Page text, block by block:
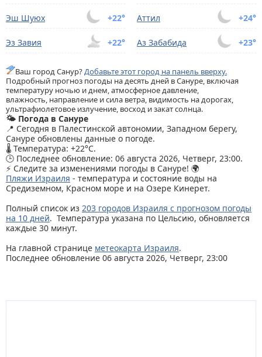
+22°
Эш Шуюх +24°
Аттил
+22°
Эз Завия +23°
Аз Забабида
Ваш город Санур?Добавьте этот город на панель вверху.
Подробный прогноз погоды на десять дней в Сануре, включая
температуру ночью и днем, атмосферное давление,
влажность, направление и сила ветра, видимость на дорогах,
ультрафиолетовое излучение, восход и закат солнца.
🌤️ Погода в Сануре
📍 Сегодня в Палестинской автономии, Западном берегу,
Сануре обновлены данные о погоде.
🌡️ Температура: +22°C.
🕒 Последнее обновление: 06 августа 2026, Четверг, 23:00.
⚡ Следите за изменениями погоды в Сануре! 🌍
Пляжи Израиля - температура и состояние воды на
Средиземном, Красном море и на Озере Кинерет.
Полный список из 203 городов Израиля с прогнозом погоды
на 10 дней. Температура указана по Цельсию, обновляется
каждые 30 минут.
На главной странице метеокарта Израиля.
Последнее обновление 06 августа 2026, Четверг, 23:00